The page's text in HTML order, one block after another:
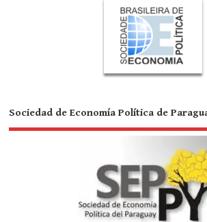
Sociedad de Economía Política de